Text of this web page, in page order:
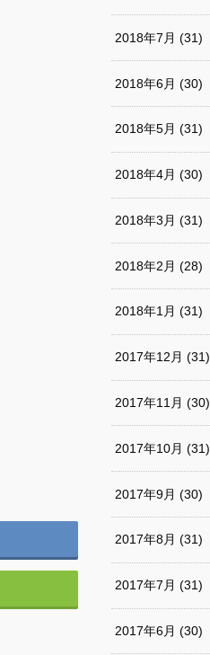
2018年7月 (31)
2018年6月 (30)
2018年5月 (31)
2018年4月 (30)
2018年3月 (31)
2018年2月 (28)
2018年1月 (31)
2017年12月 (31)
2017年11月 (30)
2017年10月 (31)
2017年9月 (30)
2017年8月 (31)
2017年7月 (31)
2017年6月 (30)